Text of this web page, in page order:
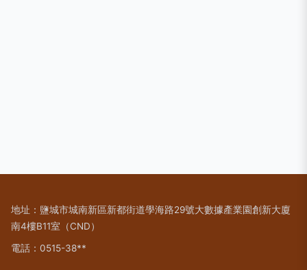
地址：鹽城市城南新區新都街道學海路29號大數據產業園創新大廈
南4樓B11室（CND）
電話：0515-38**